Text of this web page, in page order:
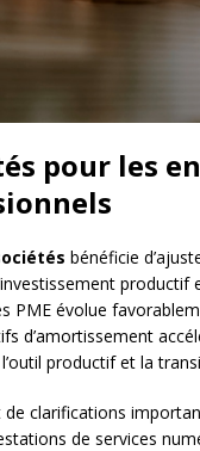
pour les
bénéficie
productif
PME évolue
d’amortissement
productif et la
de clarifications
de services